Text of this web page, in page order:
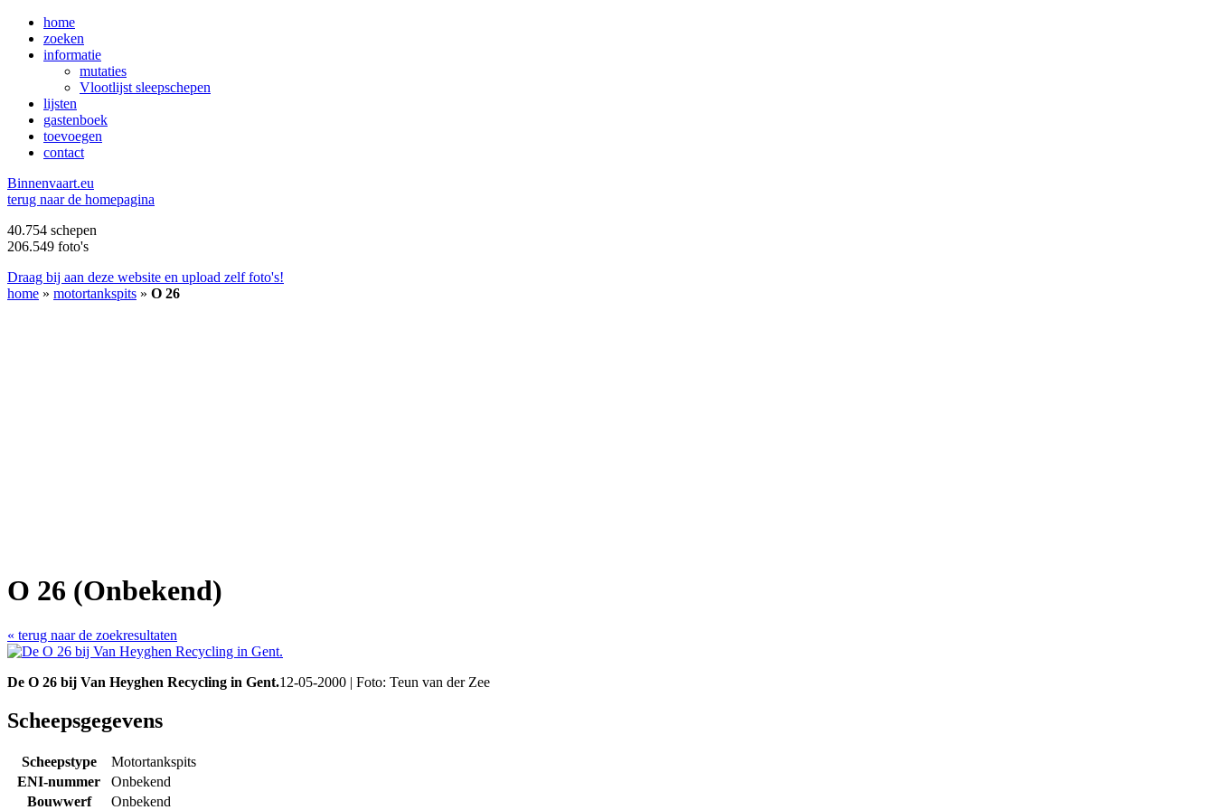
home
zoeken
informatie
mutaties
Vlootlijst sleepschepen
lijsten
gastenboek
toevoegen
contact
Binnenvaart.eu
terug naar de homepagina
40.754 schepen
206.549 foto's
Draag bij aan deze website en upload zelf foto's!
home » motortankspits » O 26
O 26 (Onbekend)
« terug naar de zoekresultaten
De O 26 bij Van Heyghen Recycling in Gent.12-05-2000 | Foto: Teun van der Zee
Scheepsgegevens
Scheepstype
Motortankspits
ENI-nummer
Onbekend
Bouwwerf
Onbekend